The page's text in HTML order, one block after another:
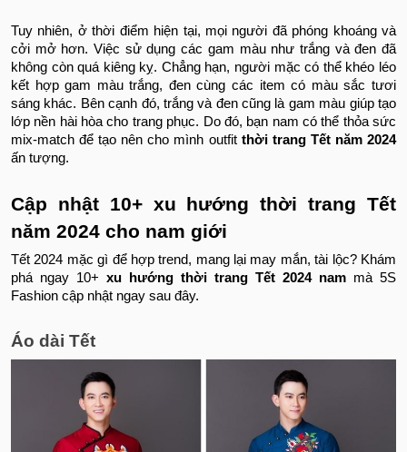
Tuy nhiên, ở thời điểm hiện tại, mọi người đã phóng khoáng và
cởi mở hơn. Việc sử dụng các gam màu như trắng và đen đã
không còn quá kiêng kỵ. Chẳng hạn, người mặc có thể khéo léo
kết hợp gam màu trắng, đen cùng các item có màu sắc tươi
sáng khác. Bên cạnh đó, trắng và đen cũng là gam màu giúp tạo
lớp nền hài hòa cho trang phục. Do đó, bạn nam có thể thỏa sức
mix-match để tạo nên cho mình outfit thời trang Tết năm 2024
ấn tượng.
Cập nhật 10+ xu hướng thời trang Tết
năm 2024 cho nam giới
Tết 2024 mặc gì để hợp trend, mang lại may mắn, tài lộc? Khám
phá ngay 10+ xu hướng thời trang Tết 2024 nam mà 5S
Fashion cập nhật ngay sau đây.
Áo dài Tết